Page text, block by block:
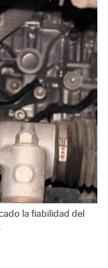
la fiabilidad del